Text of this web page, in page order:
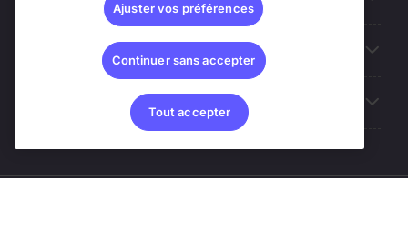
Sites du Groupe
Ajuster vos préférences
Continuer sans accepter
Tout accepter